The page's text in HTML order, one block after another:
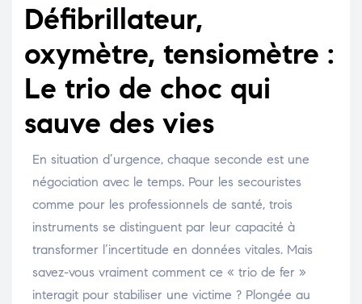
Défibrillateur,
oxymètre, tensiomètre :
Le trio de choc qui
sauve des vies
En situation d’urgence, chaque seconde est une
négociation avec le temps. Pour les secouristes
comme pour les professionnels de santé, trois
instruments se distinguent par leur capacité à
transformer l’incertitude en données vitales. Mais
savez-vous vraiment comment ce « trio de fer »
interagit pour stabiliser une victime ? Plongée au